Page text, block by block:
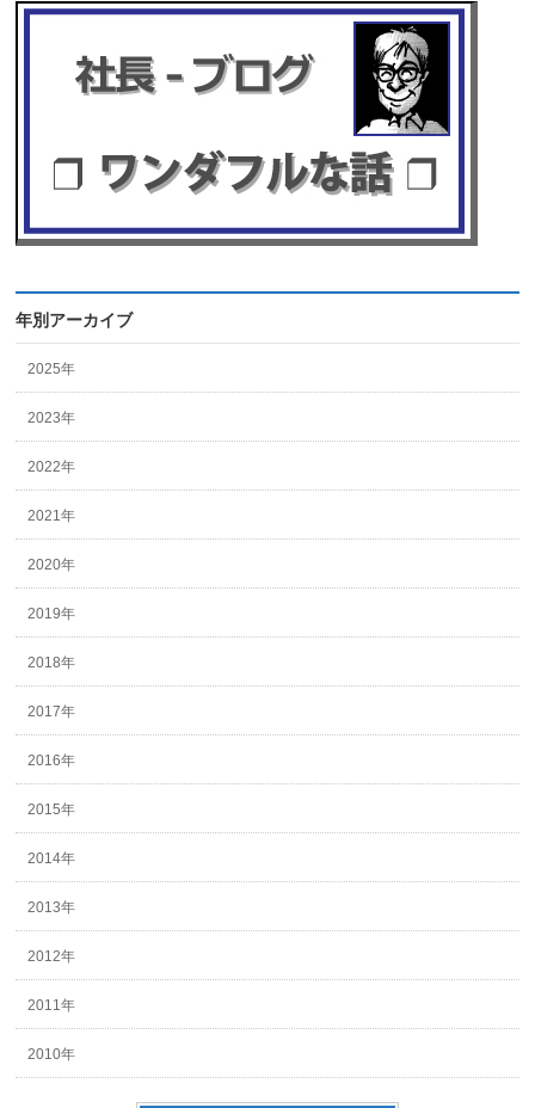
年別アーカイブ
2025年
2023年
2022年
2021年
2020年
2019年
2018年
2017年
2016年
2015年
2014年
2013年
2012年
2011年
2010年